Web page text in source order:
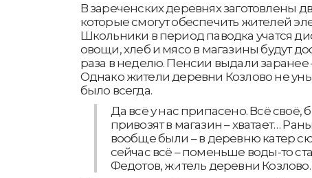
В зареченских деревнях заготовлены
которые смогут обеспечить жителей
Школьники в период паводка учатся
овощи, хлеб и мясо в магазины будут
раза в неделю. Пенсии выдали заранее
Однако жители деревни Козлово не
было всегда.
Да всё у нас припасено. Всё своё,
привозят в магазин – хватает…
вообще были – в деревню катер
сейчас всё – поменьше воды-то
Федотов, житель деревни Козлово.